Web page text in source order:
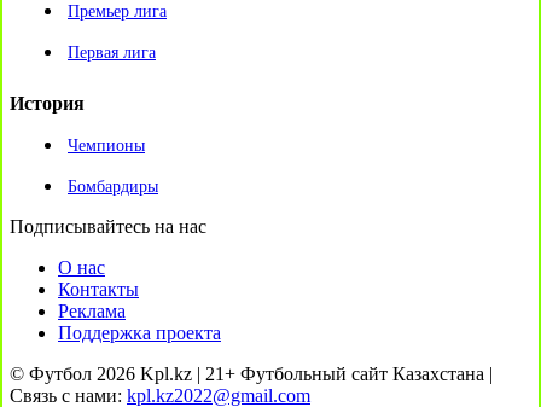
Премьер лига
Первая лига
История
Чемпионы
Бомбардиры
Подписывайтесь на нас
О нас
Контакты
Реклама
Поддержка проекта
© Футбол 2026 Kpl.kz | 21+ Футбольный сайт Казахстана |
Связь с нами: kpl.kz2022@gmail.com